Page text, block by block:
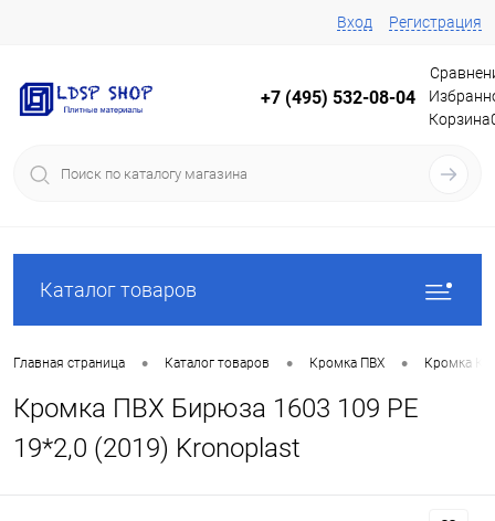
Вход Регистрация
+7 (495) 532-08-04
Корзина
Каталог товаров
Главная страница • Каталог товаров • Кромка ПВХ • Кромка
Кромка ПВХ Бирюза 1603 109 PE
19*2,0 (2019) Kronoplast